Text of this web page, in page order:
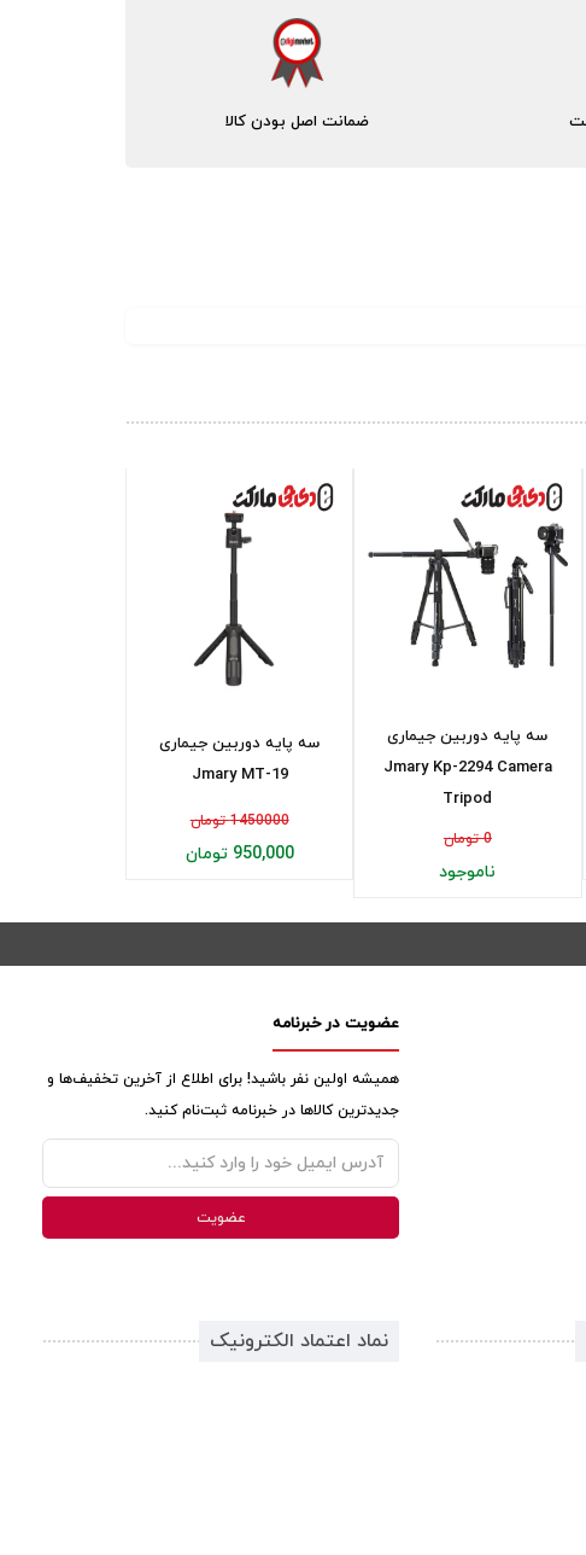
ضمانت اصل بودن کالا
سه پایه دوربین جیماری
Jmary MT-19
1450000 تومان
950,000 تومان
سه پایه دوربین جیماری
Jmary Kp-2294 Camera
Tripod
0 تومان
ناموجود
عضویت در خبرنامه
همیشه اولین نفر باشید! برای اطلاع از آخرین تخفیف‌ها و
جدیدترین کالاها در خبرنامه ثبت‌نام کنید.
نماد اعتماد الکترونیک